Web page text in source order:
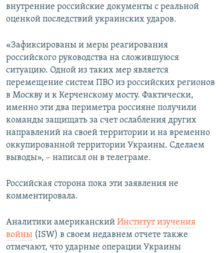
внутренние российские документы с реальной
оценкой последствий украинских ударов.
«Зафиксированы и меры реагирования
российского руководства на сложившуюся
ситуацию. Одной из таких мер является
перемещение систем ПВО из российских регионов
в Москву и к Керченскому мосту. Фактически,
именно эти два периметра россияне получили
команды защищать за счет ослабления других
направлений на своей территории и на временно
оккупированной территории Украины. Сделаем
выводы», – написал он в телеграме.
Российская сторона пока эти заявления не
комментировала.
Аналитики американский Институт изучения
войны (ISW) в своем недавнем отчете также
отмечают, что ударные операции Украины